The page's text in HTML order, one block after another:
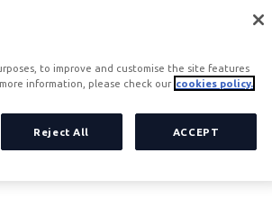
to improve and customise the site features
information, please check our cookies policy.
Reject All ACCEPT